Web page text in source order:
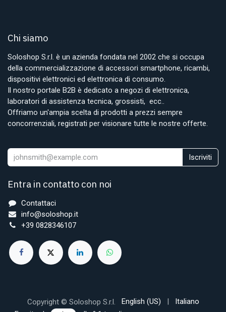
Chi siamo
Soloshop S.r.l. è un azienda fondata nel 2002 che si occupa
della commercializzazione di accessori smartphone, ricambi,
dispositivi elettronici ed elettronica di consumo.
Il nostro portale B2B è dedicato a negozi di elettronica,
laboratori di assistenza tecnica, grossisti, ecc..
Offriamo un'ampia scelta di prodotti a prezzi sempre
concorrenziali, registrati per visionare tutte le nostre offerte.
Iscriviti
Entra in contatto con noi
Contattaci
info@soloshop.it
+39 0828346107
Copyright © Soloshop S.r.l. English (US) |
Italiano